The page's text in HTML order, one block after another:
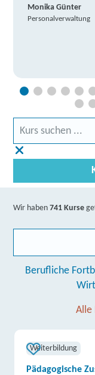
Monika Günter
Personalverwaltung
Wir haben741 Kurse
Berufliche
Alle
Weiterbildung
Pädagogische